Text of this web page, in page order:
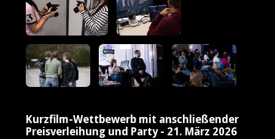
Kurzfilm-Wettbewerb mit anschließender
Preisverleihung und Party - 21. März 2026